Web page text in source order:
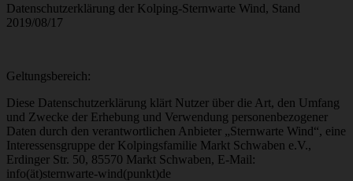
Datenschutzerklärung der Kolping-Sternwarte Wind, Stand
2019/08/17
Geltungsbereich:
Diese Datenschutzerklärung klärt Nutzer über die Art, den Umfang
und Zwecke der Erhebung und Verwendung personenbezogener
Daten durch den verantwortlichen Anbieter „Sternwarte Wind“, eine
Interessensgruppe der Kolpingsfamilie Markt Schwaben e.V.,
Erdinger Str. 50, 85570 Markt Schwaben, E-Mail:
info(ät)sternwarte-wind(punkt)de